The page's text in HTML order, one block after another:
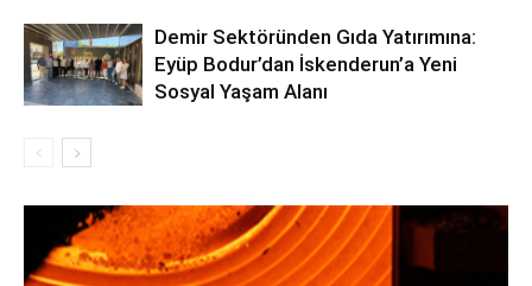
Demir Sektöründen Gıda Yatırımına:
Eyüp Bodur’dan İskenderun’a Yeni
Sosyal Yaşam Alanı